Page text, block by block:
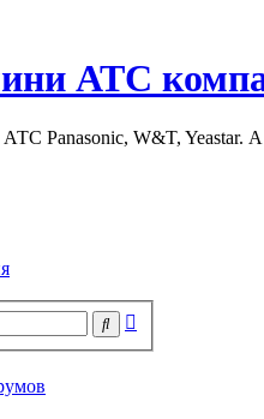
АТС
Panasonic, W&T, Yeastar.
Поиск